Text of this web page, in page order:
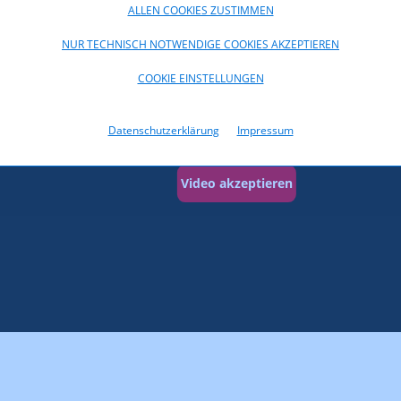
ALLEN COOKIES ZUSTIMMEN
NUR TECHNISCH NOTWENDIGE COOKIES AKZEPTIEREN
COOKIE EINSTELLUNGEN
Datenschutzerklärung Impressum
des Youtube-Videos müssen Sie den untenstehenden
Damit stimmen Sie zu, dass Daten an Youtube übermittelt,
Video akzeptieren